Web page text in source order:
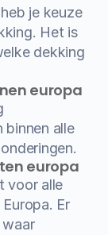
je keuze
Het is
dekking
europa
binnen alle
europa
voor alle
Er